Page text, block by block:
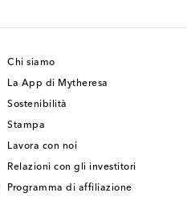
Chi siamo
La App di Mytheresa
Sostenibilità
Stampa
Lavora con noi
Relazioni con gli investitori
Programma di affiliazione